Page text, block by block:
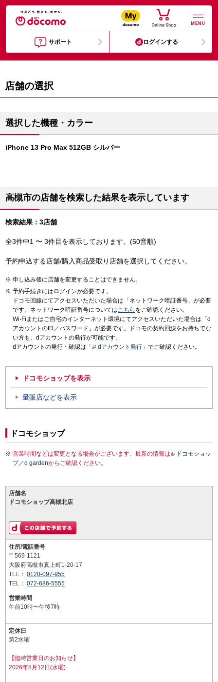
MENU
サポート ログインする
店舗の選択
選択した機種・カラー
iPhone 13 Pro Max 512GB シルバー
高槻市の店舗を検索した結果を表示しています
検索結果：3店舗
全3件中1 〜 3件目を表示しております。(50音順)
予約申込する店舗/購入商品受取り店舗を選択してください。
申し込み後に店舗を変更することはできません。
予約手続きにはログインが必要です。
ドコモ回線にてアクセスいただいた場合は「ネットワーク暗証番号」が必要
です。ネットワーク暗証番号についてはこちら をご確認ください。
Wi-Fiまたはご自宅のインターネット環境にてアクセスいただいた場合は「d
アカウントのID／パスワード」が必要です。ドコモの契約回線をお持ちでな
い方も、dアカウントの発行が可能です。
dアカウントの発行・確認は「
dアカウント発行 」でご確認ください。
ドコモショップを表示
量販店などを表示
ドコモショップ
営業時間などは変更となる場合がございます。最新の情報は
ドコモショッ
プ／d gardenからご確認ください。
店舗名
ドコモショップ高槻北店
住所/電話番号
〒569-1121
大阪府高槻市真上町1-20-17
TEL： 0120-097-955
TEL： 072-686-5555
営業時間
午前10時〜午後7時
定休日
第2水曜
【臨時営業日のお知らせ】
2026年8月12日(水曜)